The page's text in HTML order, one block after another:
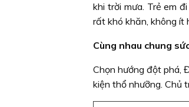
khi trời mưa. Trẻ em
rất khó khăn, không ít
Cùng nhau chung
Chọn hướng đột phá,
kiện thổ nhưỡng. Chủ